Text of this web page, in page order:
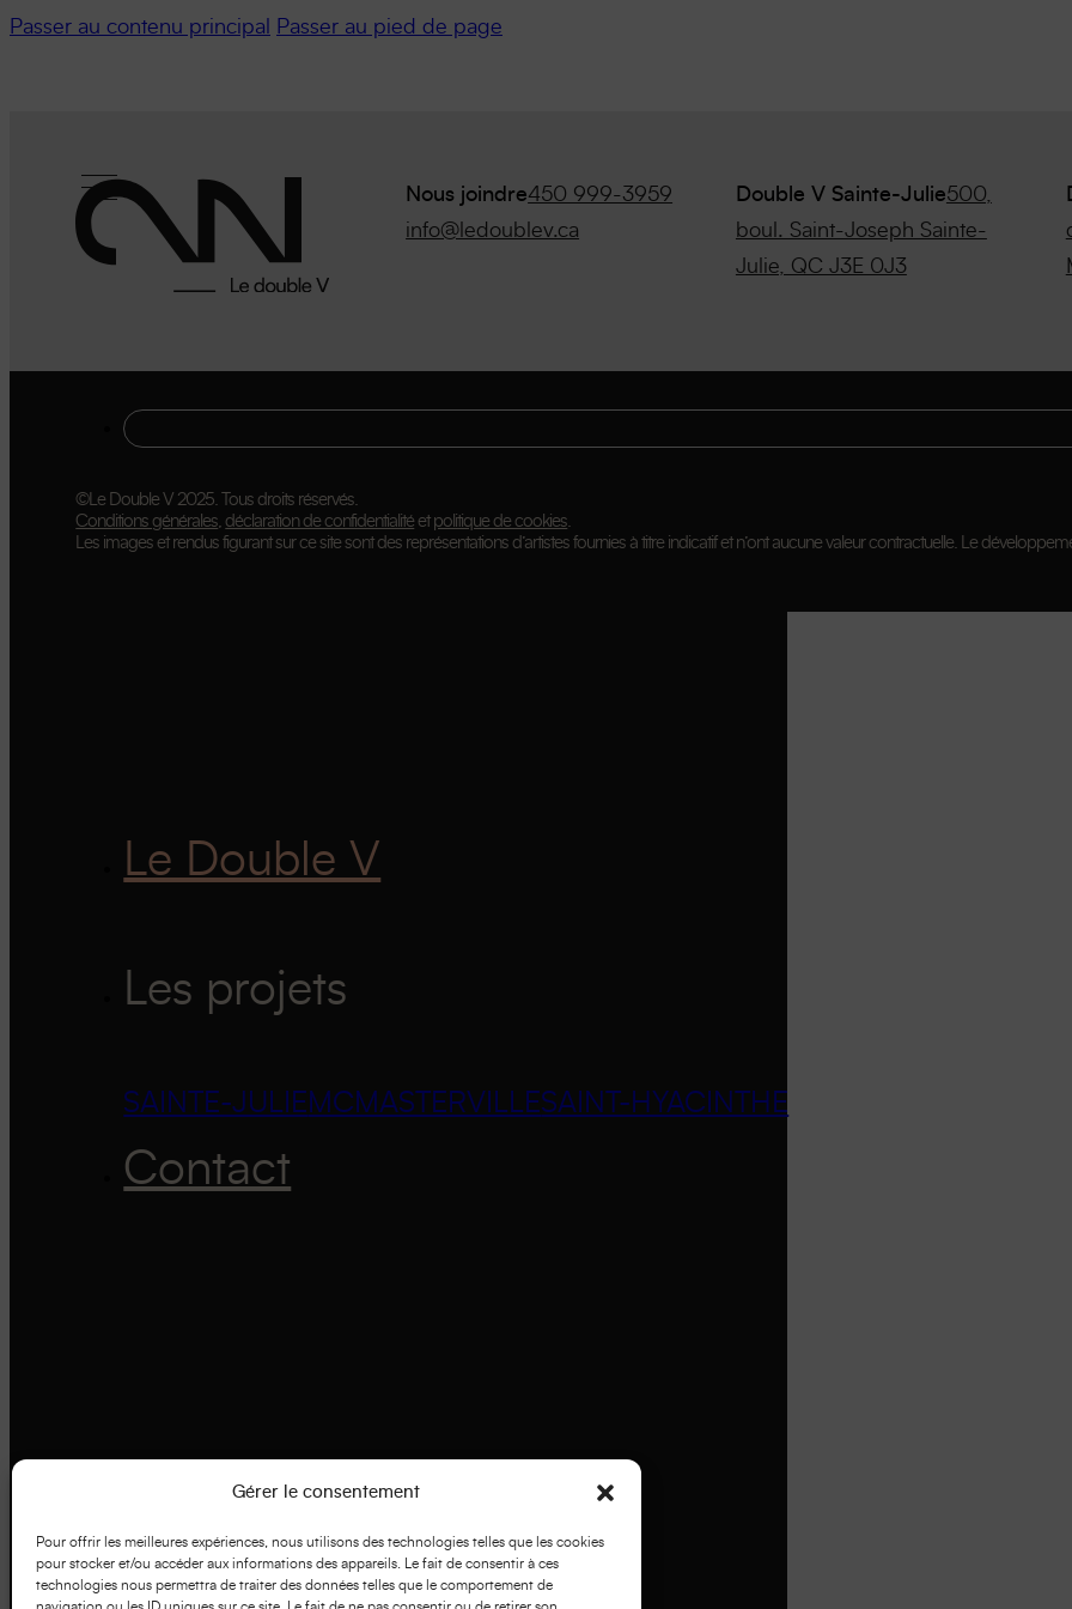
Gérer le consentement
Pour offrir les meilleures expériences, nous utilisons des technologies telles que les cookies
pour stocker et/ou accéder aux informations des appareils. Le fait de consentir à ces
technologies nous permettra de traiter des données telles que le comportement de
Passer au contenu principal Passer au pied de page
Nous joindre450 999-3959
info@ledoublev.ca
Double V Sainte-Julie500,
boul. Saint-Joseph Sainte-
Julie, QC J3E 0J3
©Le Double V 2025. Tous droits réservés.
Conditions générales déclaration de confidentialité et politique de cookies
Les images et rendus figurant sur ce site sont des représentations d’artistes fournies à titre indicatif et n’ont aucune valeur contractuelle. Le
Le Double V
Les projets
SAINTE-JULIE MCMASTERVILLESAINT-HYACINTHE
Contact